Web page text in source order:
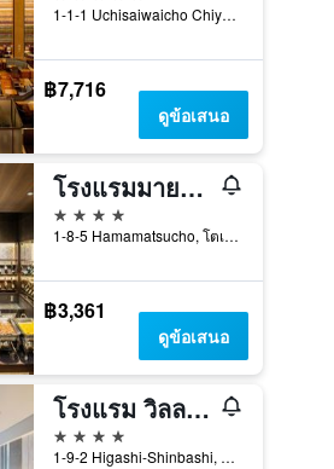
1-1-1 Uchisaiwaicho Chiyoda-ku, โตเกียว, ญี่ปุ่น
฿7,716
ดูข้อเสนอ
โรงแรมมายสเตย์ส พรีเมียร์ ฮามามะสึโช
4 ดาว
1-8-5 Hamamatsucho, โตเกียว, ญี่ปุ่น
฿3,361
ดูข้อเสนอ
โรงแรม วิลลา ฟงแตน แกรนด์ โตเกียว - ชิโอโดเมะ
4 ดาว
1-9-2 Higashi-Shinbashi, Minato-ku, โตเกียว, ญี่ปุ่น